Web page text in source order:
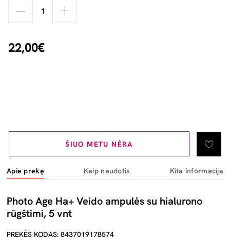
22,00€
ŠIUO METU NĖRA
Apie prekę Kaip naudotis Kita informacija
Photo Age Ha+ Veido ampulės su hialurono
rūgštimi, 5 vnt
PREKĖS KODAS: 8437019178574